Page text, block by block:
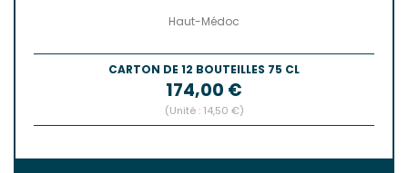
Haut-Médoc
CARTON DE 12 BOUTEILLES 75 CL
Prix
174,00 €
(Unité : 14,50 €)